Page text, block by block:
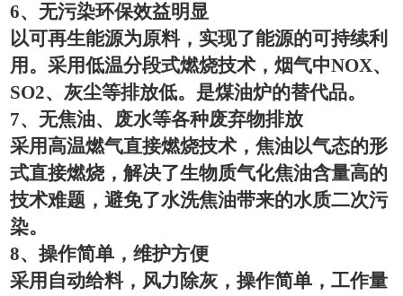
6、无污染环保效益明显
以可再生能源为原料，实现了能源的可持续利
用。采用低温分段式燃烧技术，烟气中NOX、
SO2、灰尘等排放低。是煤油炉的替代品。
7、无焦油、废水等各种废弃物排放
采用高温燃气直接燃烧技术，焦油以气态的形
式直接燃烧，解决了生物质气化焦油含量高的
技术难题，避免了水洗焦油带来的水质二次污
染。
8、操作简单，维护方便
采用自动给料，风力除灰，操作简单，工作量